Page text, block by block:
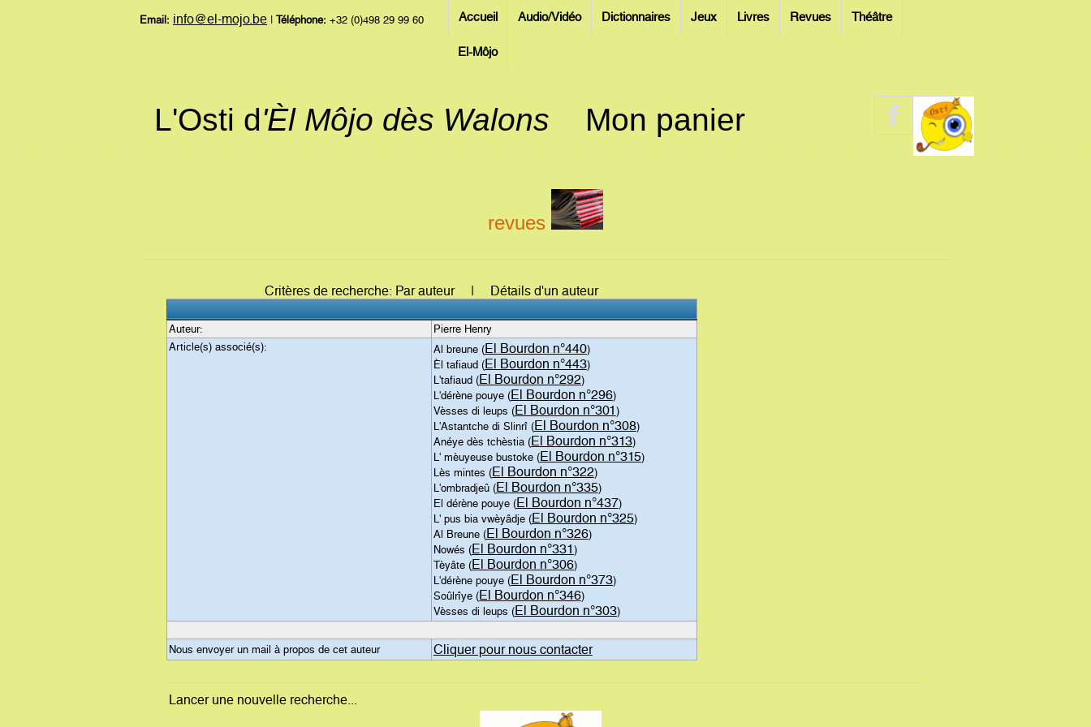
Email: info@el-mojo.be Téléphone: +32 (0)498 29 99 60 Accueil Audio/Vidéo Dictionnaires Jeux Livres Revues Théâtre
El-Môjo
L'Osti d'Èl Môjo dès Walons Mon panier
revues
Critères de recherche: Par auteur | Détails d'un auteur
Auteur:
Pierre Henry
Article(s) associé(s):
Al breune (El Bourdon n°440)
Èl tafiaud (El Bourdon n°443)
L'tafiaud (El Bourdon n°292)
L'dérène pouye (El Bourdon n°296)
Vèsses di leups (El Bourdon n°301 )
L'Astantche di Slinrî (El Bourdon n°308)
Anéye dès tchèstia (El Bourdon n°313)
L' mèuyeuse bustoke (El Bourdon n°315)
Lès mintes (El Bourdon n°322)
L'ombradjeû (El Bourdon n°335)
El dérène pouye (El Bourdon n°437)
L' pus bia vwèyâdje (El Bourdon n°325)
Al Breune (El Bourdon n°326)
Nowés (El Bourdon n°331 )
Tèyâte (El Bourdon n°306)
L'dérène pouye (El Bourdon n°373)
Soûlrîye (El Bourdon n°346)
Vèsses di leups (El Bourdon n°303)
Nous envoyer un mail à propos de cet auteur Cliquer pour nous contacter
Lancer une nouvelle recherche...